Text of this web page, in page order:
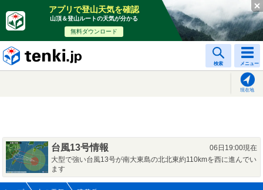
アプリで登山天気を確認
山頂＆登山ルートの天気が分かる
無料ダウンロード
検索 メニュー
現在地
台風13号情報
06日19:00現在
大型で強い台風13号が南大東島の北北東約110kmを西に進んでい
ます